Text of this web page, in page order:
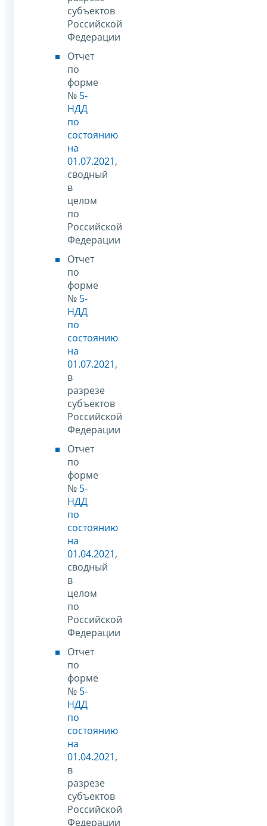
субъектов
Российской
Федерации
Отчет
по
форме
№ 5-
НДД
по
состоянию
на
01.07.2021,
сводный
в
целом
по
Российской
Федерации
Отчет
по
форме
№ 5-
НДД
по
состоянию
на
01.07.2021,
в
разрезе
субъектов
Российской
Федерации
Отчет
по
форме
№ 5-
НДД
по
состоянию
на
01.04.2021,
сводный
в
целом
по
Российской
Федерации
Отчет
по
форме
№ 5-
НДД
по
состоянию
на
01.04.2021,
в
разрезе
субъектов
Российской
Федерации